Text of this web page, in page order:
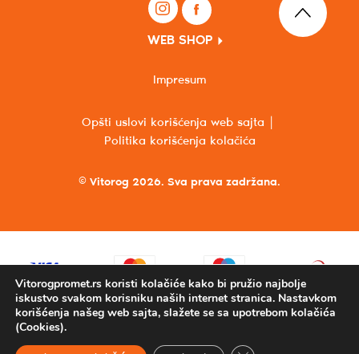
WEB SHOP
© Vitorog 2026. Sva prava zadržana.
Opšti uslovi korišćenja web sajta
Politika korišćenja kolačića
Impresum
Vitorogpromet.rs koristi kolačiće kako bi pružio najbolje
iskustvo svakom korisniku naših internet stranica. Nastavkom
korišćenja našeg web sajta, slažete se sa upotrebom kolačića
(Cookies).